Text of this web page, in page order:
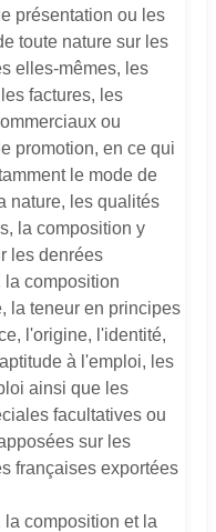
présentation ou les
toute nature sur les
elles-mêmes, les
factures, les
ou
promotion, en ce qui
le mode de
nature, les qualités
la composition y
les denrées
la composition
la teneur en principes
l'origine, l'identité,
à l'emploi, les
ainsi que les
facultatives ou
sur les
françaises exportées
la composition et la